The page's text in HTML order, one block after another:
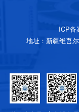
ICP备
地址：新疆维吾